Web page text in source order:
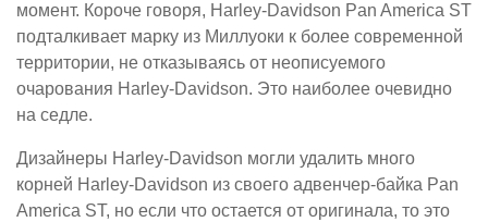
момент. Короче говоря, Harley-Davidson Pan America ST
подталкивает марку из Миллуоки к более современной
территории, не отказываясь от неописуемого
очарования Harley-Davidson. Это наиболее очевидно
на седле.
Дизайнеры Harley-Davidson могли удалить много
корней Harley-Davidson из своего адвенчер-байка Pan
America ST, но если что остается от оригинала, то это